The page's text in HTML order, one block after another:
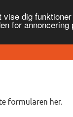
dig
for
formularen her.